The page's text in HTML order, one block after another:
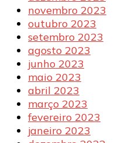
novembro 2023
outubro 2023
setembro 2023
agosto 2023
junho 2023
maio 2023
abril 2023
março 2023
fevereiro 2023
janeiro 2023